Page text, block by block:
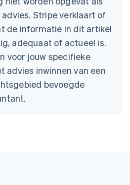
Stripe verklaart of
de informatie in dit artikel
adequaat of actueel is.
voor jouw specifieke
advies inwinnen van een
bevoegde